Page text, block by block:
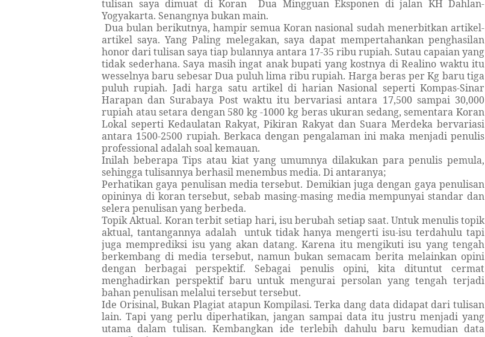
tulisan saya dimuat di Koran Dua Mingguan Eksponen di jalan KH Dahlan-
Yogyakarta. Senangnya bukan main.
Dua bulan berikutnya, hampir semua Koran nasional sudah menerbitkan artikel-
artikel saya. Yang Paling melegakan, saya dapat mempertahankan penghasilan
honor dari tulisan saya tiap bulannya antara 17-35 ribu rupiah. Sutau capaian yang
tidak sederhana. Saya masih ingat anak bupati yang kostnya di Realino waktu itu
wesselnya baru sebesar Dua puluh lima ribu rupiah. Harga beras per Kg baru tiga
puluh rupiah. Jadi harga satu artikel di harian Nasional seperti Kompas-Sinar
Harapan dan Surabaya Post waktu itu bervariasi antara 17,500 sampai 30,000
rupiah atau setara dengan 580 kg -1000 kg beras ukuran sedang, sementara Koran
Lokal seperti Kedaulatan Rakyat, Pikiran Rakyat dan Suara Merdeka bervariasi
antara 1500-2500 rupiah. Berkaca dengan pengalaman ini maka menjadi penulis
professional adalah soal kemauan.
Inilah beberapa Tips atau kiat yang umumnya dilakukan para penulis pemula,
sehingga tulisannya berhasil menembus media. Di antaranya;
Perhatikan gaya penulisan media tersebut. Demikian juga dengan gaya penulisan
opininya di koran tersebut, sebab masing-masing media mempunyai standar dan
selera penulisan yang berbeda.
Topik Aktual. Koran terbit setiap hari, isu berubah setiap saat. Untuk menulis topik
aktual, tantangannya adalah untuk tidak hanya mengerti isu-isu terdahulu tapi
juga memprediksi isu yang akan datang. Karena itu mengikuti isu yang tengah
berkembang di media tersebut, namun bukan semacam berita melainkan opini
dengan berbagai perspektif. Sebagai penulis opini, kita dituntut cermat
menghadirkan perspektif baru untuk mengurai persolan yang tengah terjadi
bahan penulisan melalui tersebut tersebut.
Ide Orisinal, Bukan Plagiat atapun Kompilasi. Terka dang data didapat dari tulisan
lain. Tapi yang perlu diperhatikan, jangan sampai data itu justru menjadi yang
utama dalam tulisan. Kembangkan ide terlebih dahulu baru kemudian data